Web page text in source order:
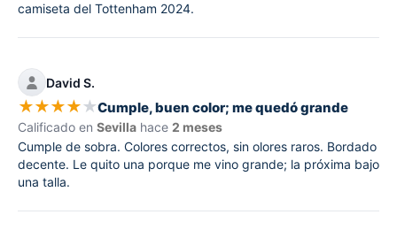
camiseta del Tottenham 2024.
David S.
★★★★★Cumple, buen color; me quedó grande
Calificado en Sevilla hace 2 meses
Cumple de sobra. Colores correctos, sin olores raros. Bordado
decente. Le quito una porque me vino grande; la próxima bajo
una talla.